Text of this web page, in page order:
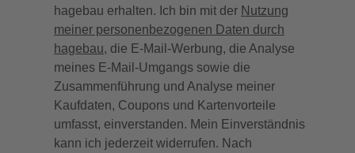
hagebau erhalten. Ich bin mit der Nutzung
meiner personenbezogenen Daten durch
hagebau, die E-Mail-Werbung, die Analyse
meines E-Mail-Umgangs sowie die
Zusammenführung und Analyse meiner
Kaufdaten, Coupons und Kartenvorteile
umfasst, einverstanden. Mein Einverständnis
kann ich jederzeit widerrufen. Nach